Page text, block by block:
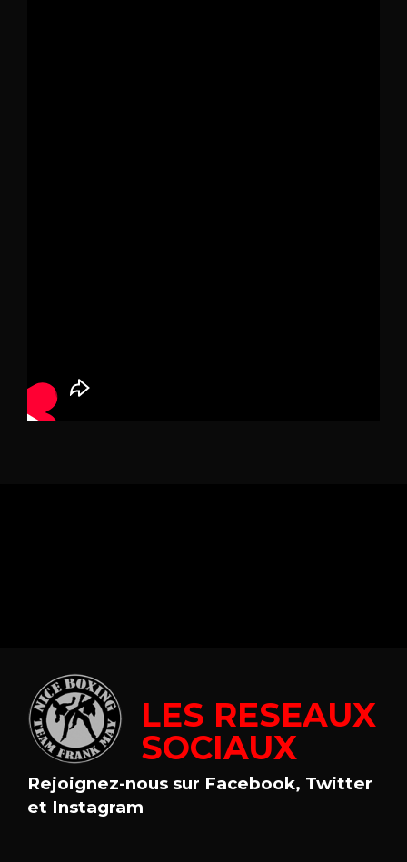
LES RESEAUX
SOCIAUX
Rejoignez-nous sur Facebook, Twitter
et Instagram